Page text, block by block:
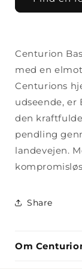
Centurion
med en
Centurions
udseende, er
den
pendling
landevejen.
Share
Om